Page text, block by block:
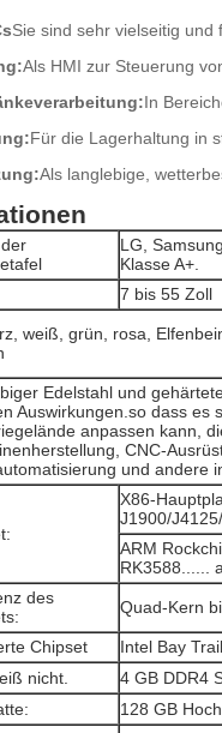
Sie sind sehr vielseitig und
Als HMI zur Steuerung
In
Für die Lagerhaltung in
Als langlebige,
LG,
Klasse A+.
7 bis 55 Zoll
weiß, grün, rosa,
Edelstahl und
Auswirkungen.so dass es
anpassen kann,
CNC-
und andere
X86-
J1900/
ARM
RK3588......
des
Quad-Kern
Chipset
Intel Bay
nicht.
4 GB DDR4
128 GB